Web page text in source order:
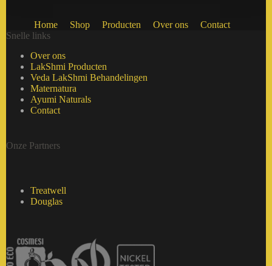
Home Shop Producten Over ons
Contact
Snelle links
Over ons
LakShmi Producten
Veda LakShmi Behandelingen
Maternatura
Ayumi Naturals
Contact
Onze Partners
Treatwell
Douglas